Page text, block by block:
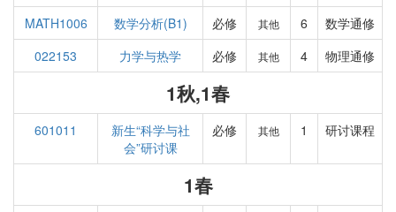
MATH1006 数学分析(B1) 必修 其他 6
数学通修
022153
力学与热学 必修 其他 4 物理通修
1秋,1春
601011
新生“科学与社
会”研讨课
必修 其他 1 研讨课程
1春